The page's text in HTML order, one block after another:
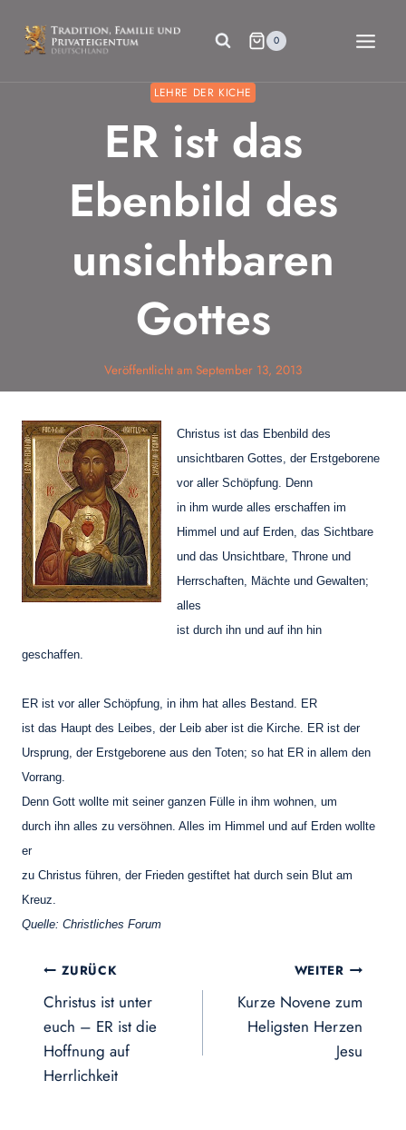
Inhalt
springen
0
LEHRE DER KICHE
ER ist das
Ebenbild des
unsichtbaren
Gottes
Veröffentlicht am September 13, 2013
Christus ist das Ebenbild des
unsichtbaren Gottes, der Erstgeborene
vor aller Schöpfung. Denn
in ihm wurde alles erschaffen im
Himmel und auf Erden, das Sichtbare
und das Unsichtbare, Throne und
Herrschaften, Mächte und Gewalten;
alles
ist durch ihn und auf ihn hin
geschaffen.
ER ist vor aller Schöpfung, in ihm hat alles Bestand. ER
ist das Haupt des Leibes, der Leib aber ist die Kirche. ER ist der
Ursprung, der Erstgeborene aus den Toten; so hat ER in allem den
Vorrang.
Denn Gott wollte mit seiner ganzen Fülle in ihm wohnen, um
durch ihn alles zu versöhnen. Alles im Himmel und auf Erden wollte
er
zu Christus führen, der Frieden gestiftet hat durch sein Blut am
Kreuz.
Quelle: Christliches Forum
Beitragsnavigation
ZURÜCK
Christus ist unter
euch – ER ist die
Hoffnung auf
Herrlichkeit
WEITER
Kurze Novene zum
Heligsten Herzen
Jesu